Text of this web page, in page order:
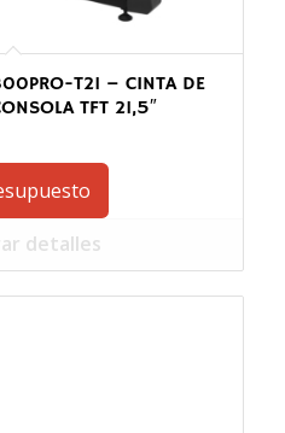
T21 – CINTA DE
TFT 21,5″
detalles